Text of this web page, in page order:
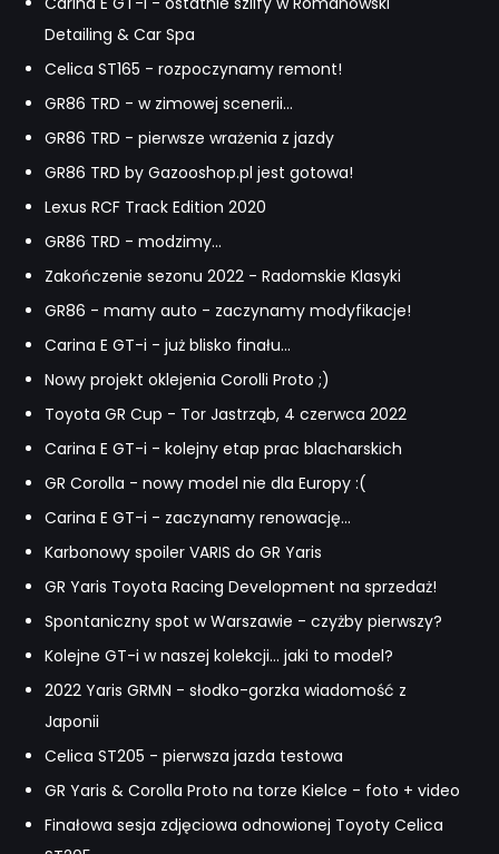
Detailing & Car Spa
Celica ST165 - rozpoczynamy remont!
GR86 TRD - w zimowej scenerii...
GR86 TRD - pierwsze wrażenia z jazdy
GR86 TRD by Gazooshop.pl jest gotowa!
Lexus RCF Track Edition 2020
GR86 TRD - modzimy...
Zakończenie sezonu 2022 - Radomskie Klasyki
GR86 - mamy auto - zaczynamy modyfikacje!
Carina E GT-i - już blisko finału...
Nowy projekt oklejenia Corolli Proto ;)
Toyota GR Cup - Tor Jastrząb, 4 czerwca 2022
Carina E GT-i - kolejny etap prac blacharskich
GR Corolla - nowy model nie dla Europy :(
Carina E GT-i - zaczynamy renowację...
Karbonowy spoiler VARIS do GR Yaris
GR Yaris Toyota Racing Development na sprzedaż!
Spontaniczny spot w Warszawie - czyżby pierwszy?
Kolejne GT-i w naszej kolekcji... jaki to model?
2022 Yaris GRMN - słodko-gorzka wiadomość z
Japonii
Celica ST205 - pierwsza jazda testowa
GR Yaris & Corolla Proto na torze Kielce - foto + video
Finałowa sesja zdjęciowa odnowionej Toyoty Celica